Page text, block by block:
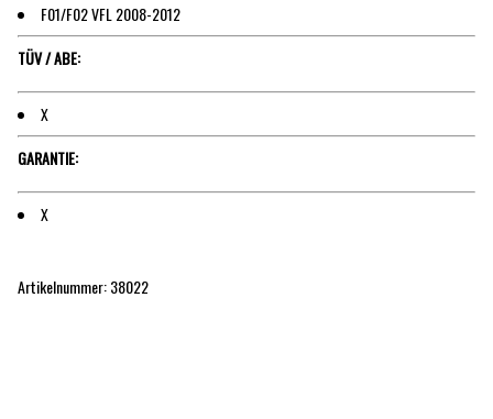
F01/F02 VFL 2008-2012
TÜV / ABE:
X
GARANTIE:
X
Artikelnummer: 38022